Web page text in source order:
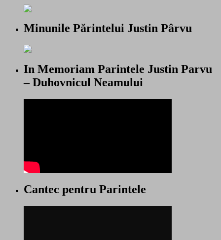
Minunile Părintelui Justin Pârvu
In Memoriam Parintele Justin Parvu
– Duhovnicul Neamului
Cantec pentru Parintele